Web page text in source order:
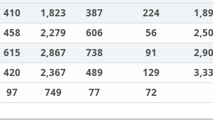
410 1,823 387 224
458 2,279 606 56
615 2,867 738 91
420 2,367 489 129
97 749 77 72